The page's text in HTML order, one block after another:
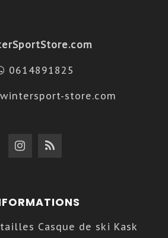
0614891825
store.com
Casque de ski Kask